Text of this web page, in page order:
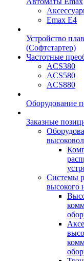
Emax E4
Устройство
(Софтстартер)
Частотные
ACS380
ACS580
ACS880
Оборудование
Заказные
Системы
высокого